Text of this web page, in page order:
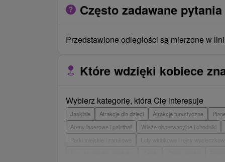
Często zadawane
Przedstawione odległości są mierzone w
Które wdzięki kobiece
Wybierz kategorię, która Cię interesuje
Jaskinie Atrakcje dla dzieci Atrakcje turystyczne
Areny laserowe i paintball
Wieże obserwacyjne i chodniki
Parki miejskie i zamkowe